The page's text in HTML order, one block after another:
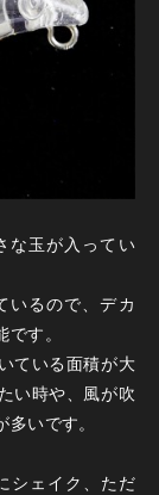
な玉が入ってい
いるので、デカ
す。
ている面積が大
い時や、風が吹
いです。
シェイク、ただ